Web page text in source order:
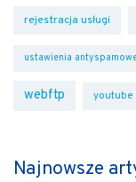
rejestracja usługi
ustawienia
webftp youtube
Najnowsze